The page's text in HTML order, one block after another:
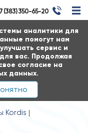
аналитики для
помогут нам
сервис и
вас. Продолжая
согласие на
данных.
(383) 350-65-20
Kordis